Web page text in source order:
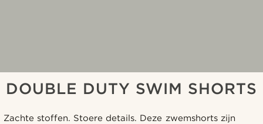
DOUBLE DUTY SWIM SHORTS
Zachte stoffen. Stoere details. Deze zwemshorts zijn